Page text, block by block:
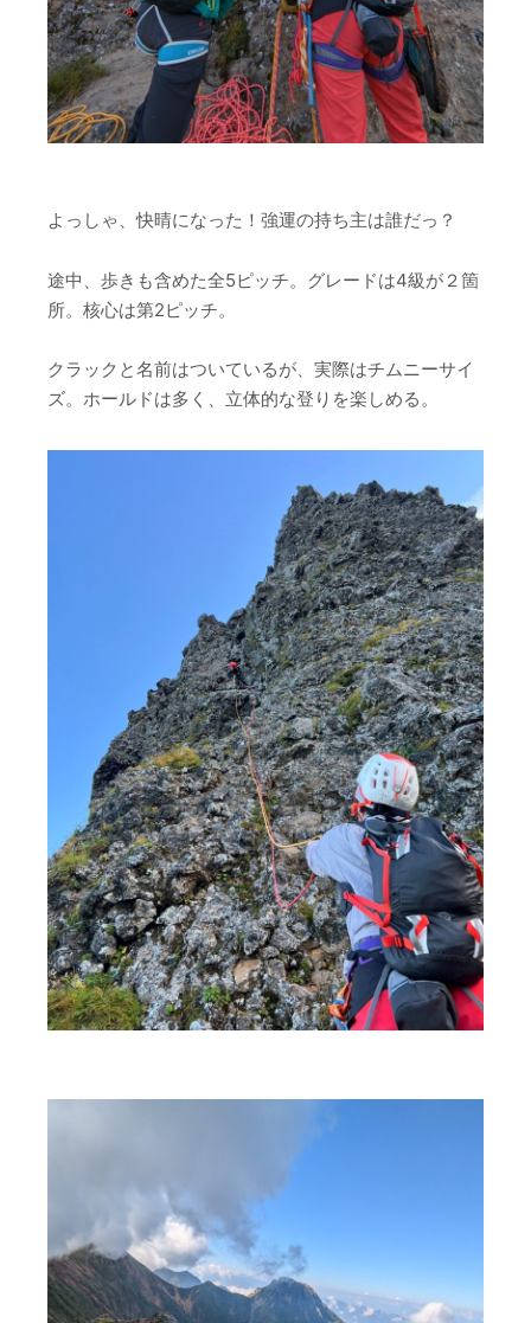
よっしゃ、快晴になった！強運の持ち主は誰だっ？
途中、歩きも含めた全5ピッチ。グレードは4級が２箇
所。核心は第2ピッチ。
クラックと名前はついているが、実際はチムニーサイ
ズ。ホールドは多く、立体的な登りを楽しめる。